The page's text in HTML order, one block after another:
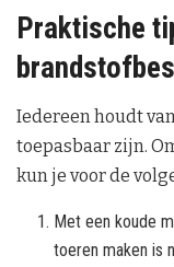
Praktische
Iedereen houdt
toepasbaar zijn.
kun je voor de
Met een koude
toeren maken is